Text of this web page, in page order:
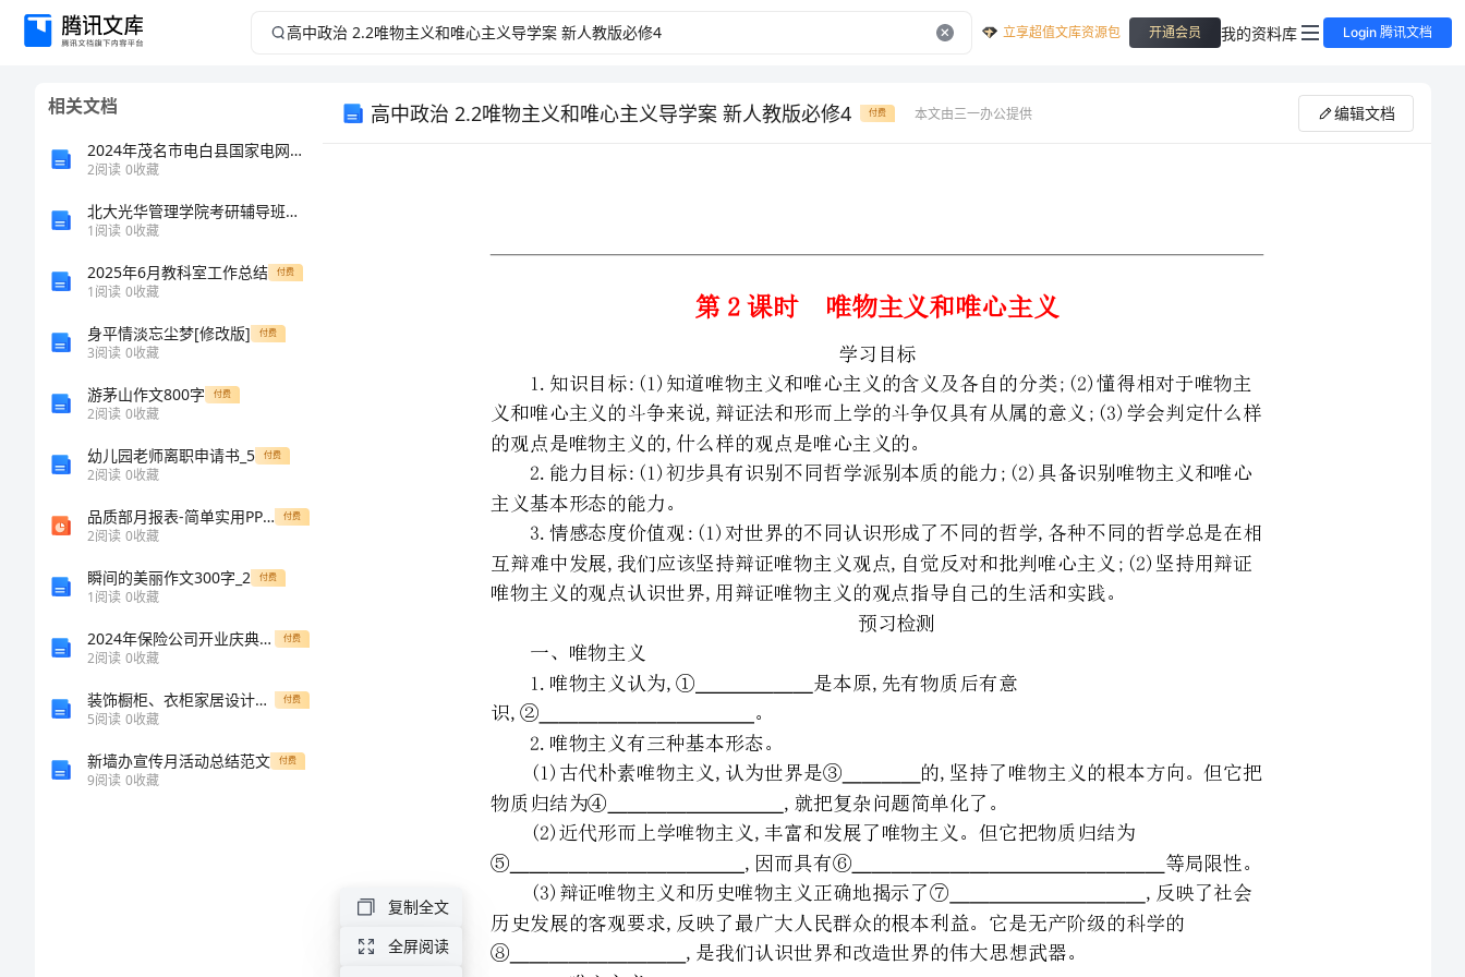
高
立享超值文库资源包 开通会员 我的资料库 Login 腾讯文档
相关文档
2024年茂名市电白县国家电网招聘之文学哲学类考试题库精品【预热题】
2阅读 0收藏
北大光华管理学院考研辅导班笔记总结
1阅读 0收藏
2025年6月教科室工作总结 付费
1阅读 0收藏
身平情淡忘尘梦[修改版] 付费
3阅读 0收藏
游茅山作文800字 付费
2阅读 0收藏
幼儿园老师离职申请书_5 付费
2阅读 0收藏
品质部月报表-简单实用PPT课件 付费
2阅读 0收藏
瞬间的美丽作文300字_2 付费
1阅读 0收藏
2024年保险公司开业庆典致辞 付费
2阅读 0收藏
装饰橱柜、衣柜家居设计手册 付费
5阅读 0收藏
新墙办宣传月活动总结范文 付费
9阅读 0收藏
高中政治 2.2唯物主义和唯心主义导学案 新人教版必修4 付费 本文由三一办公提供 编辑文档
3.唯物主义、唯心主义和辩证法、形而上学的关系。
(1)辩证法和形而上学总是附属于的哲学体系之中。
1.知识目标:(1)知道唯物主义和唯心主义的含义及各自的分类;(2)懂得相对于唯物主
主义基本形态的能力。
3.情感态度价值观:(1)对世界的不同认识形成了不同的哲学,各种不同的哲学总是在相
唯物主义的观点认识世界,用辩证唯物主义的观点指导自己的生活和实践。
预习检测
一、唯物主义
1.唯物主义认为,①是本原,先有物质后有意
识,②。
(1)古代朴素唯物主义,认为世界是③的,坚持了唯物主义的根本方向。但它把
⑤,因而具有⑥等局限性。
(3)辩证唯物主义和历史唯物主义正确地揭示了⑦,反映了社会
识,⑩。
2.唯心主义的两种基本形态。
复制全文
全屏阅读